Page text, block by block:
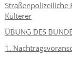
Straßenpolizeiliche
Kulterer
ÜBUNG DES
1.